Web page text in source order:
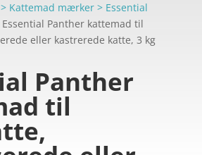
Kattemad mærker > Essential
Panther kattemad til
eller kastrerede katte, 3 kg
Panther
til